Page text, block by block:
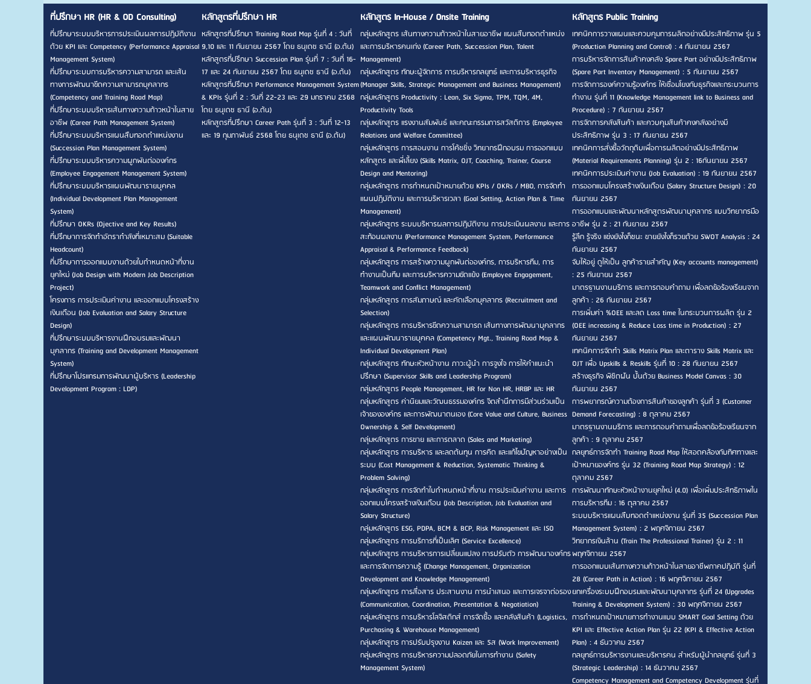
ที่ปรึกษา HR (HR & OD Consulting)
ที่ปรึกษาระบบบริหารการประเมินผลการปฏิบัติงาน
ด้วย KPI และ Competency (Performance Appraisal
Management System)
ที่ปรึกษาระบบการบริหารความสามารถ และเส้น
ทางการพัฒนาขีดความสามารถบุคลากร
(Competency and Training Road Map)
ที่ปรึกษาระบบบริหารเส้นทางความก้าวหน้าในสาย
อาชีพ (Career Path Management System)
ที่ปรึกษาระบบบริหารแผนสืบทอดตำแหน่งงาน
(Succession Plan Management System)
ที่ปรึกษาระบบบริหารความผูกพันต่อองค์กร
(Employee Engagement Management System)
ที่ปรึกษาระบบบริหารแผนพัฒนารายบุคคล
(Individual Development Plan Management
System)
ที่ปรึกษา OKRs (Ojective and Key Results)
ที่ปรึกษาการจัดทำอัตรากำลังที่เหมาะสม (Suitable
Headcount)
ที่ปรึกษาการออกแบบงานด้วยใบกำหนดหน้าที่งาน
ยุคใหม่ (Job Design with Modern Job Description
Project)
โครงการ การประเมินค่างาน และออกแบบโครงสร้าง
เงินเดือน (Job Evaluation and Salary Structure
Design)
ที่ปรึกษาระบบบริหารงานฝึกอบรมและพัฒนา
บุคลากร (Training and Development Management
System)
ที่ปรึกษาโปรแกรมการพัฒนาผู้บริหาร (Leadership
Development Program : LDP)
หลักสูตรที่ปรึกษา HR
หลักสูตรที่ปรึกษา Training Road Map รุ่นที่ 4 : วันที่
9,10 และ 11 กันยายน 2567 โดย ธนุเดช ธานี (อ.ต้น)
หลักสูตรที่ปรึกษา Succession Plan รุ่นที่ 7 : วันที่ 16-
17 และ 24 กันยายน 2567 โดย ธนุเดช ธานี (อ.ต้น)
หลักสูตรที่ปรึกษา Performance Management System
& KPIs รุ่นที่ 2 : วันที่ 22-23 และ 29 มกราคม 2568
โดย ธนุเดช ธานี (อ.ต้น)
หลักสูตรที่ปรึกษา Career Path รุ่นที่ 3 : วันที่ 12-13
และ 19 กุมภาพันธ์ 2568 โดย ธนุเดช ธานี (อ.ต้น)
หลักสูตร In-House / Onsite Training
กลุ่มหลักสูตร เส้นทางความก้าวหน้าในสายอาชีพ แผนสืบทอดตำแหน่ง
และการบริหารคนเก่ง (Career Path, Succession Plan, Talent
Management)
กลุ่มหลักสูตร ทักษะผู้จัดการ การบริหารกลยุทธ์ และการบริหารธุรกิจ
(Manager Skills, Strategic Management and Business Management)
กลุ่มหลักสูตร Productivity : Lean, Six Sigma, TPM, TQM, 4M,
Productivity Tools
กลุ่มหลักสูตร แรงงานสัมพันธ์ และคณะกรรมการสวัสดิการ (Employee
Relations and Welfare Committee)
กลุ่มหลักสูตร การสอนงาน การโค้ชชิ่ง วิทยากรฝึกอบรม การออกแบบ
หลักสูตร และพี่เลี้ยง (Skills Matrix, OJT, Coaching, Trainer, Course
Design and Mentoring)
กลุ่มหลักสูตร การกำหนดเป้าหมายด้วย KPIs / OKRs / MBO, การจัดทำ
แผนปฏิบัติงาน และการบริหารเวลา (Goal Setting, Action Plan & Time
Management)
กลุ่มหลักสูตร ระบบบริหารผลการปฏิบัติงาน การประเมินผลงาน และการ
สะท้อนผลงาน (Performance Management System, Performance
Appraisal & Performance Feedback)
กลุ่มหลักสูตร การสร้างความผูกพันต่อองค์กร, การบริหารทีม, การ
ทำงานเป็นทีม และการบริหารความขัดแย้ง (Employee Engagement,
Teamwork and Conflict Management)
กลุ่มหลักสูตร การสัมภาษณ์ และคัดเลือกบุคลากร (Recruitment and
Selection)
กลุ่มหลักสูตร การบริหารขีดความสามารถ เส้นทางการพัฒนาบุคลากร
และแผนพัฒนารายบุคคล (Competency Mgt., Training Road Map &
Individual Development Plan)
กลุ่มหลักสูตร ทักษะหัวหน้างาน ภาวะผู้นำ การจูงใจ การให้คำแนะนำ
ปรึกษา (Supervisor Skills and Leadership Program)
กลุ่มหลักสูตร People Management, HR for Non HR, HRBP และ HR
กลุ่มหลักสูตร ค่านิยมและวัฒนธรรมองค์กร จิตสำนึกการมีส่วนร่วมเป็น
เจ้าขององค์กร และการพัฒนาตนเอง (Core Value and Culture, Business
Ownership & Self Development)
กลุ่มหลักสูตร การขาย และการตลาด (Sales and Marketing)
กลุ่มหลักสูตร การบริหาร และลดต้นทุน การคิด และแก้ไขปัญหาอย่างเป็น
ระบบ (Cost Management & Reduction, Systematic Thinking &
Problem Solving)
กลุ่มหลักสูตร การจัดทำใบกำหนดหน้าที่งาน การประเมินค่างาน และการ
ออกแบบโครงสร้างเงินเดือน (Job Description, Job Evaluation and
Salary Structure)
กลุ่มหลักสูตร ESG, PDPA, BCM & BCP, Risk Management และ ISO
กลุ่มหลักสูตร การบริการที่เป็นเลิศ (Service Excellence)
กลุ่มหลักสูตร การบริหารการเปลี่ยนแปลง การปรับตัว การพัฒนาองค์กร
และการจัดการความรู้ (Change Management, Organization
Development and Knowledge Management)
กลุ่มหลักสูตร การสื่อสาร ประสานงาน การนำเสนอ และการเจรจาต่อรอง
(Communication, Coordination, Presentation & Negotiation)
กลุ่มหลักสูตร การบริหารโลจิสติกส์ การจัดซื้อ และคลังสินค้า (Logistics,
Purchasing & Warehouse Management)
กลุ่มหลักสูตร การปรับปรุงงาน Kaizen และ 5ส (Work Improvement)
กลุ่มหลักสูตร การบริหารความปลอดภัยในการทำงาน (Safety
Management System)
หลักสูตร Public Training
เทคนิคการวางแผนและควบคุมการผลิตอย่างมีประสิทธิภาพ รุ่น 5
(Production Planning and Control) : 4 กันยายน 2567
การบริหารจัดการสินค้าคงคลัง Spare Part อย่างมีประสิทธิภาพ
(Spare Part Inventory Management) : 5 กันยายน 2567
การจัดการองค์ความรู้องค์กร ให้เชื่อมโยงกับธุรกิจและกระบวนการ
ทำงาน รุ่นที่ 11 (Knowledge Management link to Business and
Procedure) : 7 กันยายน 2567
การจัดการคลังสินค้า และควบคุมสินค้าคงคลังอย่างมี
ประสิทธิภาพ รุ่น 3 : 17 กันยายน 2567
เทคนิคการสั่งซื้อวัตถุดิบเพื่อการผลิตอย่างมีประสิทธิภาพ
(Material Requirements Planning) รุ่น 2 : 16กันยายน 2567
เทคนิคการประเมินค่างาน (Job Evaluation) : 19 กันยายน 2567
การออกแบบโครงสร้างเงินเดือน (Salary Structure Design) : 20
กันยายน 2567
การออกแบบและพัฒนาหลักสูตรพัฒนาบุคลากร แบบวิทยากรมือ
อาชีพ รุ่น 2 : 21 กันยายน 2567
รู้ลึก รู้จริง แข่งยังไงก็ชนะ ขายยังไงก็รวยด้วย SWOT Analysis : 24
กันยายน 2567
จับให้อยู่ ดูให้เป็น ลูกค้ารายสำคัญ (Key accounts management)
: 25 กันยายน 2567
มาตรฐานงานบริการ และการตอบคำถาม เพื่อลดข้อร้องเรียนจาก
ลูกค้า : 26 กันยายน 2567
การเพิ่มค่า %OEE และลด Loss time ในกระบวนการผลิต รุ่น 2
(OEE increasing & Reduce Loss time in Production) : 27
กันยายน 2567
เทคนิคการจัดทำ Skills Matrix Plan และตาราง Skills Matrix และ
OJT เพื่อ Upskills & Reskills รุ่นที่ 10 : 28 กันยายน 2567
สร้างธุรกิจ พิชิตฝัน ปั้นด้วย Business Model Canvas : 30
กันยายน 2567
การพยากรณ์ความต้องการสินค้าของลูกค้า รุ่นที่ 3 (Customer
Demand Forecasting) : 8 ตุลาคม 2567
มาตรฐานงานบริการ และการตอบคำถามเพื่อลดข้อร้องเรียนจาก
ลูกค้า : 9 ตุลาคม 2567
กลยุทธ์การจัดทำ Training Road Map ให้สอดคล้องกับทิศทางและ
เป้าหมายองค์กร รุ่น 32 (Training Road Map Strategy) : 12
ตุลาคม 2567
การพัฒนาทักษะหัวหน้างานยุคใหม่ (4.0) เพื่อเพิ่มประสิทธิภาพใน
การบริหารทีม : 16 ตุลาคม 2567
ระบบบริหารแผนสืบทอดตำแหน่งงาน รุ่นที่ 35 (Succession Plan
Management System) : 2 พฤศจิกายน 2567
วิทยากรเงินล้าน (Train The Professional Trainer) รุ่น 2 : 11
พฤศจิกายน 2567
การออกแบบเส้นทางความก้าวหน้าในสายอาชีพภาคปฏิบัติ รุ่นที่
28 (Career Path in Action) : 16 พฤศจิกายน 2567
ยกเครื่องระบบฝึกอบรมและพัฒนาบุคลากร รุ่นที่ 24 (Upgrades
Training & Development System) : 30 พฤศจิกายน 2567
การกำหนดเป้าหมายการทำงานแบบ SMART Goal Setting ด้วย
KPI และ Effective Action Plan รุ่น 22 (KPI & Effective Action
Plan) : 4 ธันวาคม 2567
กลยุทธ์การบริหารงานและบริหารคน สำหรับผู้นำกลยุทธ์ รุ่นที่ 3
(Strategic Leadership) : 14 ธันวาคม 2567
Competency Management and Competency Development รุ่นที่